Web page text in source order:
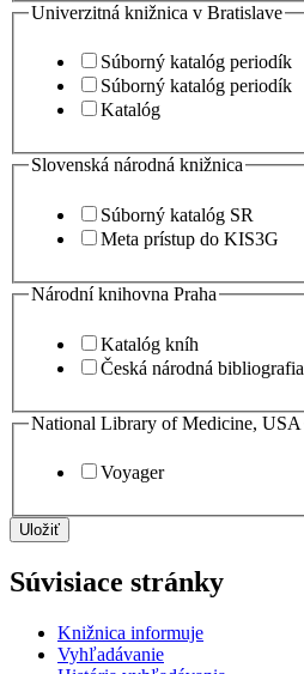
Univerzitná knižnica v Bratislave
Súborný katalóg periodík
Súborný katalóg periodík
Katalóg
Slovenská národná knižnica
Súborný katalóg SR
Meta prístup do KIS3G
Národní knihovna Praha
Katalóg kníh
Česká národná bibliografia
National Library of Medicine, USA
Voyager
Uložiť
Súvisiace stránky
Knižnica informuje
Vyhľadávanie